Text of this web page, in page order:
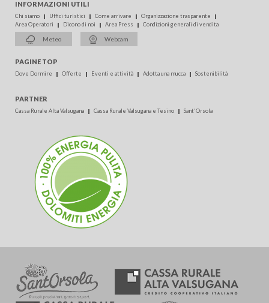
INFORMAZIONI UTILI
Chi siamo Uffici turistici Come arrivare
Organizzazione trasparente
Area Operatori
Dicono di noi Area Press Condizioni generali di vendita
Meteo Webcam
PAGINE TOP
Dove Dormire Offerte Eventi e attività Adotta una mucca Sostenibilità
PARTNER
Cassa Rurale Alta Valsugana Cassa Rurale Valsugana e Tesino Sant'Orsola